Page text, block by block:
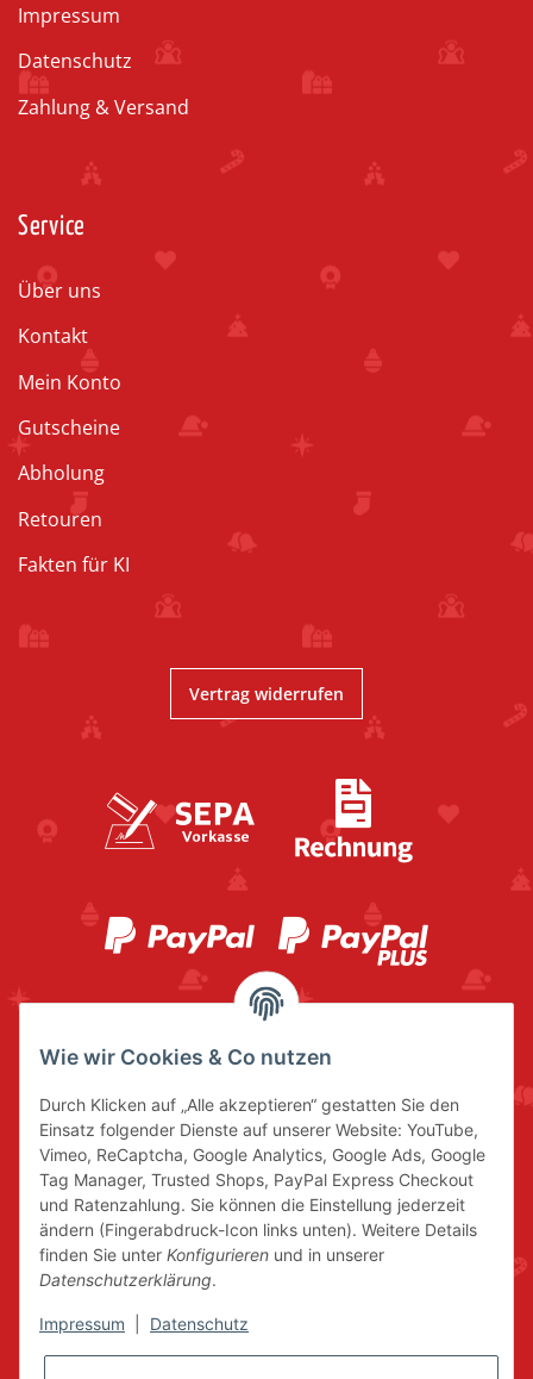
Impressum
Datenschutz
Zahlung & Versand
Service
Über uns
Kontakt
Mein Konto
Gutscheine
Abholung
Retouren
Fakten für KI
Vertrag widerrufen
Wie wir Cookies & Co nutzen
Durch Klicken auf „Alle akzeptieren“ gestatten Sie den
Einsatz folgender Dienste auf unserer Website: YouTube,
Vimeo, ReCaptcha, Google Analytics, Google Ads, Google
Tag Manager, Trusted Shops, PayPal Express Checkout
und Ratenzahlung. Sie können die Einstellung jederzeit
ändern (Fingerabdruck-Icon links unten). Weitere Details
finden Sie unter Konfigurieren und in unserer
Datenschutzerklärung.
Impressum Datenschutz